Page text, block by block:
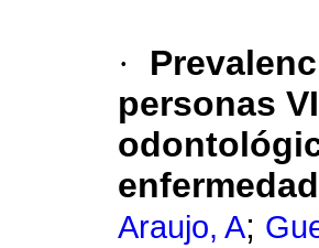
·
personas
Araujo, A;